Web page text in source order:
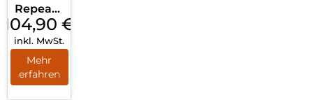
Repeate
r 1200
AX Weiß
104,90 €
inkl. MwSt.
Mehr
erfahren